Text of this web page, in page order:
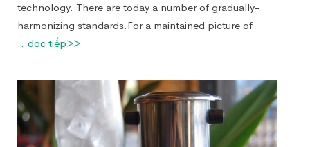
technology. There are today a number of gradually-
harmonizing standards.For a maintained picture of
...đọc tiếp>>